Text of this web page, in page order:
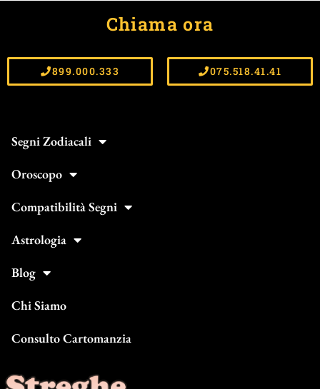
Chiama ora
899.000.333 075.518.41.41
Segni Zodiacali
Oroscopo
Compatibilità Segni
Astrologia
Blog
Chi Siamo
Consulto Cartomanzia